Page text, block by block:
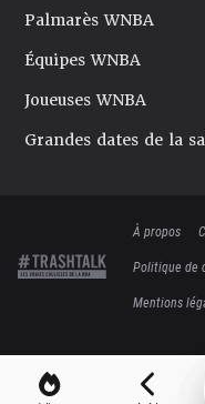
Palmarès WNBA
Équipes WNBA
Joueuses WNBA
Grandes dates de la
À propos
Politique de
Mentions